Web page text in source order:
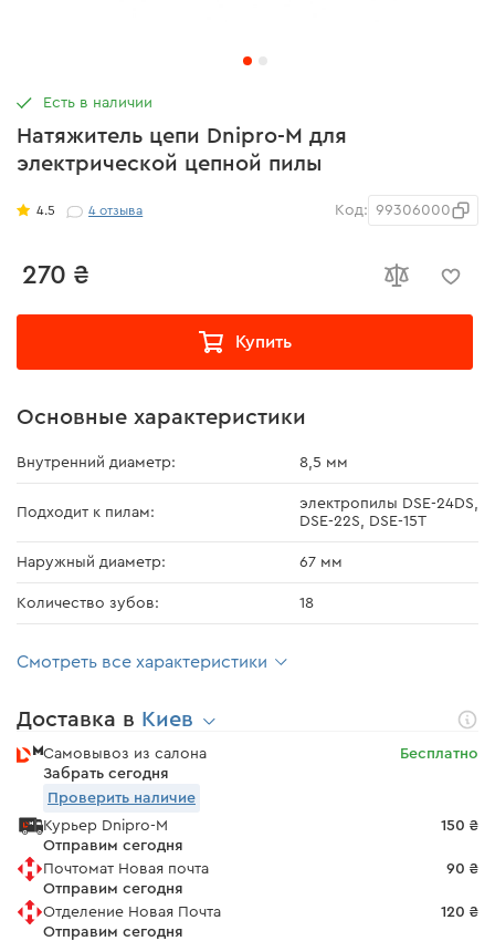
Натяжитель цепи Dnipro-M для
электрической цепной пилы
4.5 4отзыва Код: 99306000
270 ₴
Купить
Есть в наличии
Основные характеристики
Внутренний диаметр: 8,5 мм
Подходит к пилам:
электропилы DSE-24DS,
DSE-22S, DSE-15T
Наружный диаметр: 67 мм
Количество зубов: 18
Смотреть все характеристики
Доставка в Киев
Самовывоз из салона
Забрать сегодня
Бесплатно
Проверить наличие
Курьер Dnipro-M
Отправим сегодня
150 ₴
Почтомат Новая почта
Отправим сегодня
90 ₴
Отделение Новая Почта
Отправим сегодня
120 ₴